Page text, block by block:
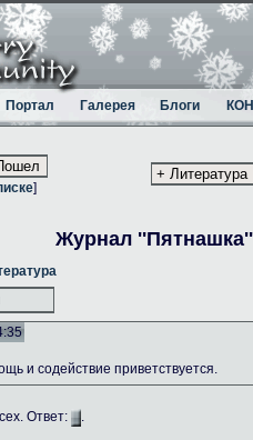
Портал Галерея Блоги
]
Журнал ''Пятнашка''
и содействие приветствуется.
Ответ:
.